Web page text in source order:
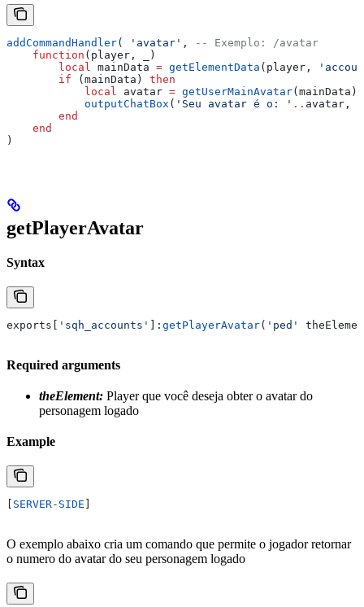
addCommandHandler( 'avatar' ,
-- Exemplo: /avatar
    function
( player ,
)
        local
mainData = getElementData ( player ,
        if
(mainData ) then
            local
avatar = getUserMainAvatar(mainData )
            outputChatBox
( 'Seu avatar é o: ' .. avatar ,
        end
    end
)
getPlayerAvatar
Syntax
exports [ 'sqh_accounts' ]: getPlayerAvatar( 'ped'
Required arguments
theElement: Player que você deseja obter o avatar do
personagem logado
Example
[ SERVER-SIDE ]
O exemplo abaixo cria um comando que permite o jogador retornar
o numero do avatar do seu personagem logado